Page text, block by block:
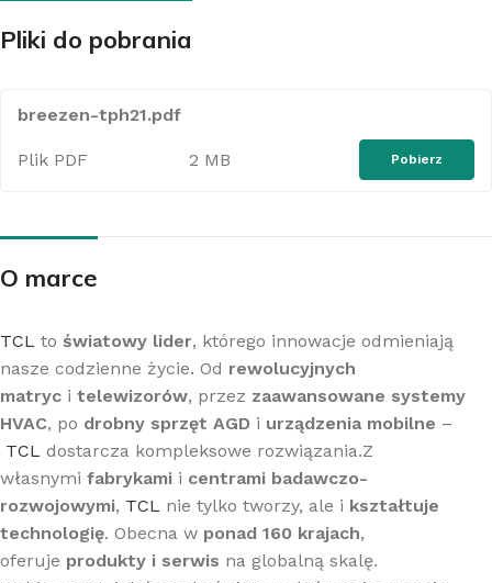
Pliki do pobrania
breezen-tph21.pdf
Plik PDF 2 MB Pobierz
O marce
TCL to światowy lider, którego innowacje odmieniają
nasze codzienne życie. Od rewolucyjnych
matryc i telewizorów, przez zaawansowane systemy
HVAC, po drobny sprzęt AGD i urządzenia mobilne –
TCL dostarcza kompleksowe rozwiązania.Z
własnymi fabrykami i centrami badawczo-
rozwojowymi, TCL nie tylko tworzy, ale i kształtuje
technologię. Obecna w ponad 160 krajach,
oferuje produkty i serwis na globalną skalę.